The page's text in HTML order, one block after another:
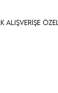
Alışverişe